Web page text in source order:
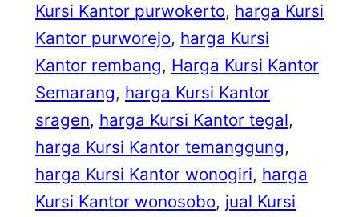
Kursi Kantor purwokerto, harga Kursi
Kantor purworejo, harga Kursi
Kantor rembang, Harga Kursi Kantor
Semarang, harga Kursi Kantor
sragen, harga Kursi Kantor tegal
harga Kursi Kantor temanggung
harga Kursi Kantor wonogiri, harga
Kursi Kantor wonosobo, jual Kursi